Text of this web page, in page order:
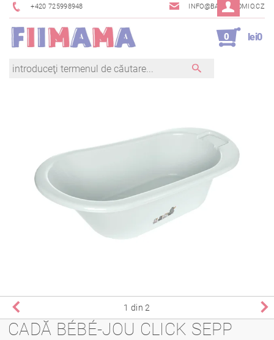
+420 725998948 INFO@BAMBINOMIO.CZ
0 lei0
1 din 2
CADĂ BÉBÉ-JOU CLICK SEPP